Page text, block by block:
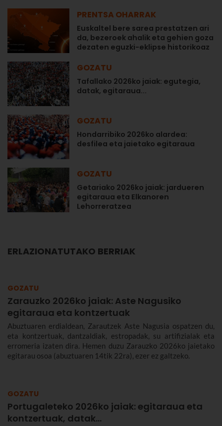
PRENTSA OHARRAK
Euskaltel bere sarea prestatzen ari
da, bezeroek ahalik eta gehien goza
dezaten eguzki-eklipse historikoaz
GOZATU
Tafallako 2026ko jaiak: egutegia,
datak, egitaraua...
GOZATU
Hondarribiko 2026ko alardea:
desfilea eta jaietako egitaraua
GOZATU
Getariako 2026ko jaiak: jardueren
egitaraua eta Elkanoren
Lehorreratzea
ERLAZIONATUTAKO BERRIAK
GOZATU
Zarauzko 2026ko jaiak: Aste Nagusiko
egitaraua eta kontzertuak
Abuztuaren erdialdean, Zarautzek Aste Nagusia ospatzen du,
eta kontzertuak, dantzaldiak, estropadak, su artifizialak eta
erromeria izaten dira. Hemen duzu Zarauzko 2026ko jaietako
egitarau osoa (abuztuaren 14tik 22ra), ezer ez galtzeko.
GOZATU
Portugaleteko 2026ko jaiak: egitaraua eta
kontzertuak, datak...